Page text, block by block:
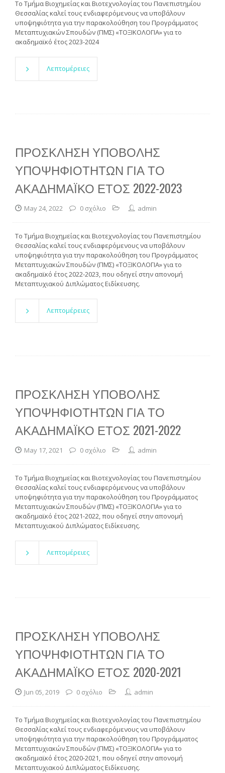
Το Τμήμα Βιοχημείας και Βιοτεχνολογίας του Πανεπιστημίου
Θεσσαλίας καλεί τους ενδιαφερόμενους να υποβάλουν
υποψηφιότητα για την παρακολούθηση του Προγράμματος
Μεταπτυχιακών Σπουδών (ΠΜΣ) «ΤΟΞΙΚΟΛΟΓΙΑ» για το
ακαδημαϊκό έτος 2023-2024
Λεπτομέρειες
ΠΡΟΣΚΛΗΣΗ ΥΠΟΒΟΛΗΣ
ΥΠΟΨΗΦΙΟΤΗΤΩΝ ΓΙΑ ΤΟ
ΑΚΑΔΗΜΑΪΚΟ ΕΤΟΣ 2022-2023
May 24, 2022 0 σχόλιο admin
To Τμήμα Βιοχημείας και Βιοτεχνολογίας του Πανεπιστημίου
Θεσσαλίας καλεί τους ενδιαφερόμενους να υποβάλουν
υποψηφιότητα για την παρακολούθηση του Προγράμματος
Μεταπτυχιακών Σπουδών (ΠΜΣ) «ΤΟΞΙΚΟΛΟΓΙΑ» για το
ακαδημαϊκό έτος 2022-2023, που οδηγεί στην απονομή
Μεταπτυχιακού Διπλώματος Ειδίκευσης.
Λεπτομέρειες
ΠΡΟΣΚΛΗΣΗ ΥΠΟΒΟΛΗΣ
ΥΠΟΨΗΦΙΟΤΗΤΩΝ ΓΙΑ ΤΟ
ΑΚΑΔΗΜΑΪΚΟ ΕΤΟΣ 2021-2022
May 17, 2021 0 σχόλιο admin
To Τμήμα Βιοχημείας και Βιοτεχνολογίας του Πανεπιστημίου
Θεσσαλίας καλεί τους ενδιαφερόμενους να υποβάλουν
υποψηφιότητα για την παρακολούθηση του Προγράμματος
Μεταπτυχιακών Σπουδών (ΠΜΣ) «ΤΟΞΙΚΟΛΟΓΙΑ» για το
ακαδημαϊκό έτος 2021-2022, που οδηγεί στην απονομή
Μεταπτυχιακού Διπλώματος Ειδίκευσης.
Λεπτομέρειες
ΠΡΟΣΚΛΗΣΗ ΥΠΟΒΟΛΗΣ
ΥΠΟΨΗΦΙΟΤΗΤΩΝ ΓΙΑ ΤΟ
ΑΚΑΔΗΜΑΪΚΟ ΕΤΟΣ 2020-2021
Jun 05, 2019 0 σχόλιο admin
To Τμήμα Βιοχημείας και Βιοτεχνολογίας του Πανεπιστημίου
Θεσσαλίας καλεί τους ενδιαφερόμενους να υποβάλουν
υποψηφιότητα για την παρακολούθηση του Προγράμματος
Μεταπτυχιακών Σπουδών (ΠΜΣ) «ΤΟΞΙΚΟΛΟΓΙΑ» για το
ακαδημαϊκό έτος 2020-2021, που οδηγεί στην απονομή
Μεταπτυχιακού Διπλώματος Ειδίκευσης.